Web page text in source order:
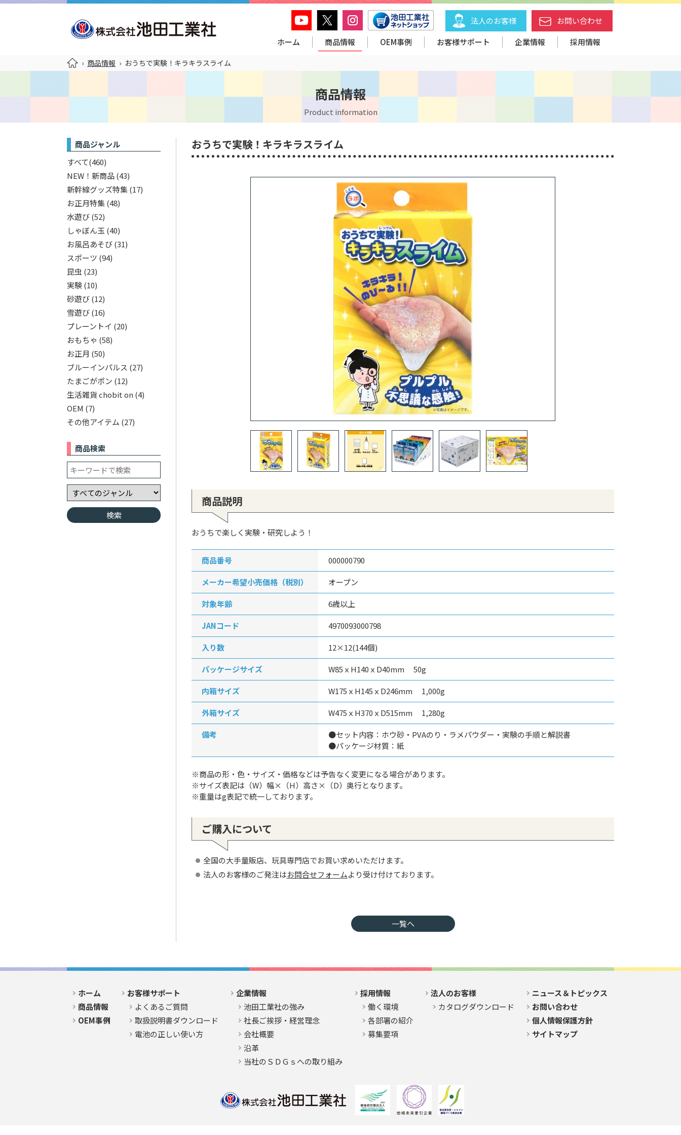
法人のお客様
お問い合わせ
ホーム
商品情報 OEM事例 お客様サポート 企業情報 採用情報
› 商品情報 › おうちで実験！キラキラスライム
商品情報
Product information
商品ジャンル
すべて(460)
NEW！新商品(43)
新幹線グッズ特集(17)
お正月特集(48)
水遊び(52)
しゃぼん玉 (40)
お風呂あそび(31)
スポーツ (94)
昆虫 (23)
実験(10)
砂遊び(12)
雪遊び(16)
プレーントイ (20)
おもちゃ (58)
お正月 (50)
ブルーインパルス (27)
たまごがポン (12)
生活雑貨 chobit on (4)
OEM (7)
その他アイテム (27)
商品検索
おうちで実験！キラキラスライム
商品説明
おうちで楽しく実験・研究しよう！
商品番号 000000790
メーカー希望小売価格（税別） オープン
対象年齢 6歳以上
JANコード 4970093000798
入り数 12×12(144個)
パッケージサイズ W85ｘH140ｘD40mm 50g
内箱サイズ W175ｘH145ｘD246mm 1,000g
外箱サイズ W475ｘH370ｘD515mm 1,280g
備考
●セット内容：ホウ砂・PVAのり・ラメパウダー・実験の手順と解説書
●パッケージ材質：紙
※商品の形・色・サイズ・価格などは予告なく変更になる場合があります。
※サイズ表記は（W）幅×（H）高さ×（D）奥行となります。
※重量はg表記で統一しております。
ご購入について
全国の大手量販店、玩具専門店でお買い求めいただけます。
法人のお客様のご発注はお問合せフォームより受け付けております。
一覧へ
ホーム
商品情報
OEM事例
お客様サポート
よくあるご質問
取扱説明書ダウンロード
電池の正しい使い方
企業情報
池田工業社の強み
社長ご挨拶・経営理念
会社概要
沿革
当社のＳＤＧｓへの取り組み
採用情報
働く環境
各部署の紹介
募集要項
法人のお客様
カタログダウンロード
ニュース＆トピックス
お問い合わせ
個人情報保護方針
サイトマップ